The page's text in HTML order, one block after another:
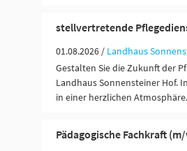
stellvertretende
01.08.2026 / Landhaus
Gestalten Sie die Zukunft der
Landhaus Sonnensteiner Hof.
in einer herzlichen Atmosphäre.
Pädagogische Fachkraft